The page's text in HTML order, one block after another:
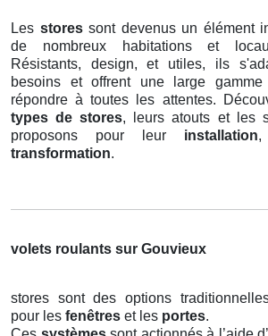
Les storessont devenus un élément
de nombreux habitations et
Résistants, design, et utiles, ils
besoins et offrent une large
répondre à toutes les attentes.
types de stores, leurs atouts et les
proposons pour leur installation
transformation.
volets roulants sur Gouvieux
stores sont des options
pour les fenêtres et les portes.